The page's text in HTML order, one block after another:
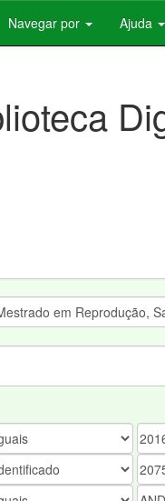
Navegar por Ajuda